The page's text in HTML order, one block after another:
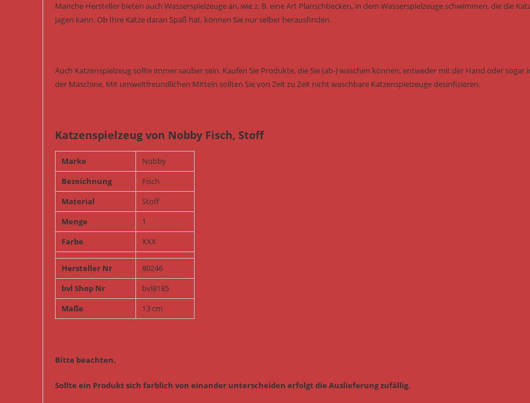
Manche Hersteller bieten auch Wasserspielzeuge an, wie z. B. eine Art Planschbecken, in dem Wasserspielzeuge schwimmen, die die
jagen kann. Ob Ihre Katze daran Spaß hat, können Sie nur selber herausfinden.
Auch Katzenspielzeug sollte immer sauber sein. Kaufen Sie Produkte, die Sie (ab-) waschen können, entweder mit der Hand oder sogar
der Maschine. Mit umweltfreundlichen Mitteln sollten Sie von Zeit zu Zeit nicht waschbare Katzenspielzeuge desinfizieren.
Katzenspielzeug von Nobby Fisch, Stoff
Marke
Nobby
Bezeichnung
Fisch
Material
Stoff
Menge
1
Farbe
XXX
Hersteller Nr
80246
bvl Shop Nr
bvl8185
Maße
13 cm
Bitte beachten.
Sollte ein Produkt sich farblich von einander unterscheiden erfolgt die Auslieferung zufällig.